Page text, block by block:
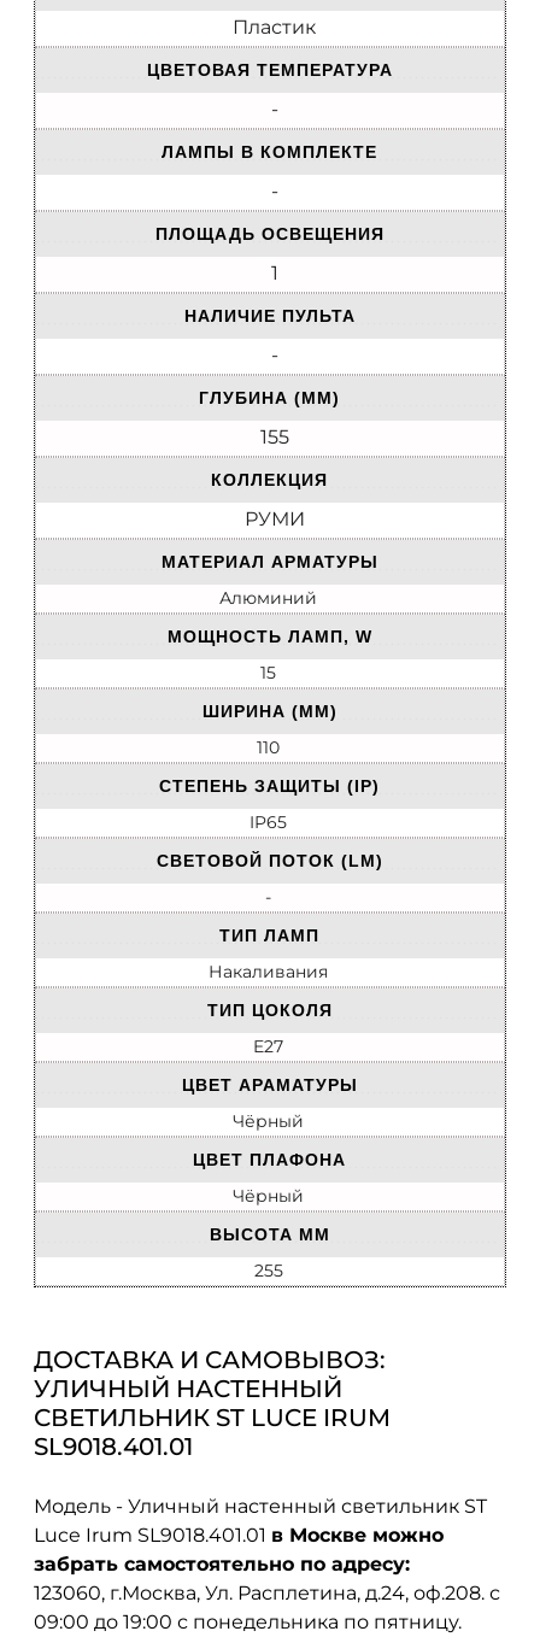
Пластик
ЦВЕТОВАЯ ТЕМПЕРАТУРА
-
ЛАМПЫ В КОМПЛЕКТЕ
-
ПЛОЩАДЬ ОСВЕЩЕНИЯ
1
НАЛИЧИЕ ПУЛЬТА
-
ГЛУБИНА (ММ)
155
КОЛЛЕКЦИЯ
РУМИ
МАТЕРИАЛ АРМАТУРЫ
Алюминий
МОЩНОСТЬ ЛАМП, W
15
ШИРИНА (ММ)
110
СТЕПЕНЬ ЗАЩИТЫ (IP)
IP65
СВЕТОВОЙ ПОТОК (LM)
-
ТИП ЛАМП
Накаливания
ТИП ЦОКОЛЯ
E27
ЦВЕТ АРАМАТУРЫ
Чёрный
ЦВЕТ ПЛАФОНА
Чёрный
ВЫСОТА ММ
255
ДОСТАВКА И САМОВЫВОЗ:
УЛИЧНЫЙ НАСТЕННЫЙ
СВЕТИЛЬНИК ST LUCE IRUM
SL9018.401.01
Модель - Уличный настенный светильник ST
Luce Irum SL9018.401.01 в Москве можно
забрать самостоятельно по адресу:
123060, г.Москва, Ул. Расплетина, д.24, оф.208. с
09:00 до 19:00 с понедельника по пятницу.